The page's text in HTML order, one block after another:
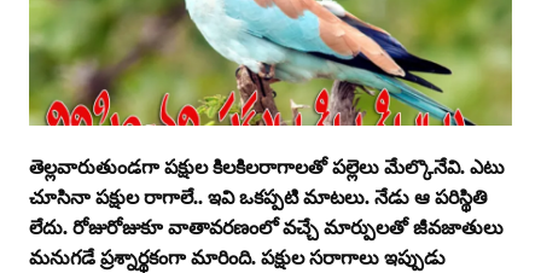
తెల్లవారుతుండగా పక్షుల కిలకిలరాగాలతో పల్లెలు మేల్కొనేవి. ఎటు
చూసినా పక్షుల రాగాలే.. ఇవి ఒకప్పటి మాటలు. నేడు ఆ పరిస్థితి
లేదు. రోజురోజుకూ వాతావరణంలో వచ్చే మార్పులతో జీవజాతులు
మనుగడే ప్రశ్నార్థకంగా మారింది. పక్షుల సరాగాలు ఇప్పుడు